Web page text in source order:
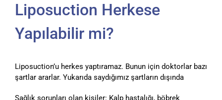
Liposuction Herkese
Yapılabilir mi?
Liposuction’u herkes yaptıramaz. Bunun için doktorlar bazı
şartlar ararlar. Yukarıda saydığımız şartların dışında
Sağlık sorunları olan kişiler: Kalp hastalığı, böbrek